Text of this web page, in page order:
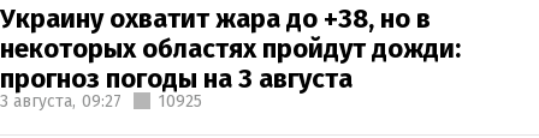
Украину охватит жара до +38, но в
некоторых областях пройдут дожди:
прогноз погоды на 3 августа
3 августа, 09:27 10925